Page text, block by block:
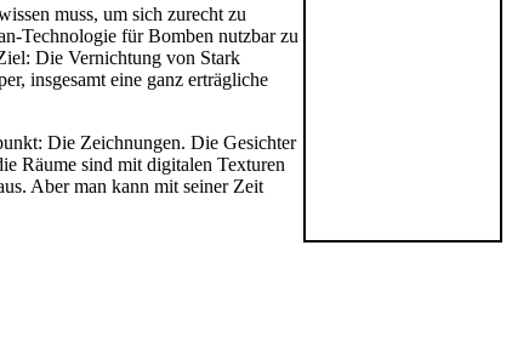
muss, um sich zurecht zu
Technologie für Bomben nutzbar zu
Die Vernichtung von Stark
insgesamt eine ganz erträgliche
Die Zeichnungen. Die Gesichter
Räume sind mit digitalen Texturen
Aber man kann mit seiner Zeit